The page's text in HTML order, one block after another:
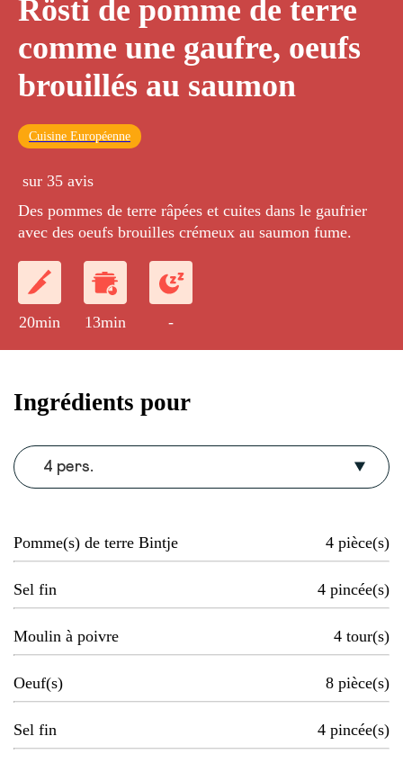
Rösti de pomme de terre
comme une gaufre, oeufs
brouillés au saumon
Cuisine Européenne
sur 35 avis
Des pommes de terre râpées et cuites dans le gaufrier
avec des oeufs brouilles crémeux au saumon fume.
20min 13min -
Ingrédients pour
4 pers.
Pomme(s) de terre Bintje 4 pièce(s)
Sel fin 4 pincée(s)
Moulin à poivre 4 tour(s)
Oeuf(s) 8 pièce(s)
Sel fin 4 pincée(s)